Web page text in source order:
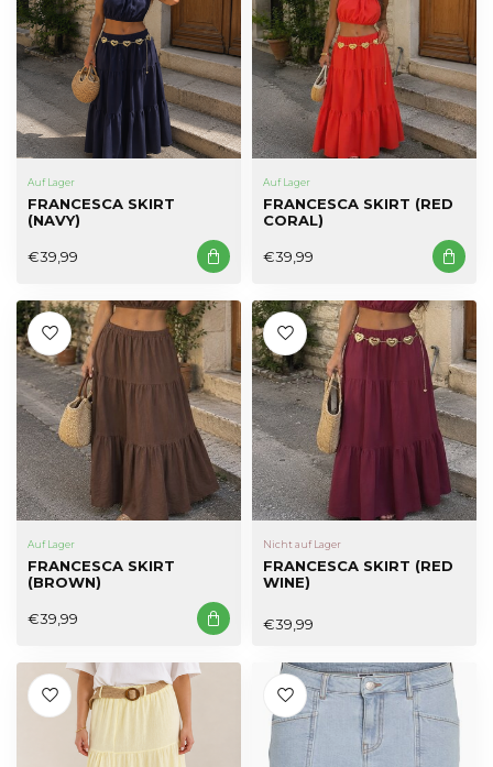
Auf Lager
FRANCESCA SKIRT
(NAVY)
€39,99
Auf Lager
FRANCESCA SKIRT (RED
CORAL)
€39,99
Auf Lager
FRANCESCA SKIRT
(BROWN)
€39,99
Nicht auf Lager
FRANCESCA SKIRT (RED
WINE)
€39,99